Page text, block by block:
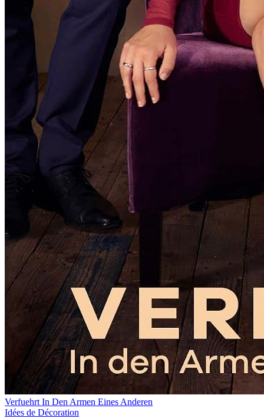
Verfuehrt In Den Armen Eines Anderen
Idées de Décoration